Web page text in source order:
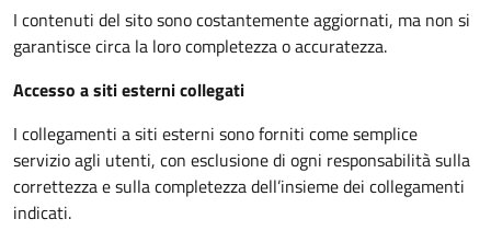
I contenuti del sito sono costantemente aggiornati, ma non si
garantisce circa la loro completezza o accuratezza.
Accesso a siti esterni collegati
I collegamenti a siti esterni sono forniti come semplice
servizio agli utenti, con esclusione di ogni responsabilità sulla
correttezza e sulla completezza dell’insieme dei collegamenti
indicati.